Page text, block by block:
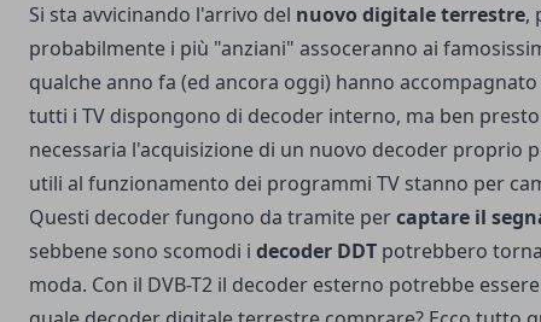
Si sta avvicinando l'arrivo del nuovo digitale terrestre,
probabilmente i più "anziani" assoceranno ai
qualche anno fa (ed ancora oggi) hanno
tutti i TV dispongono di decoder interno, ma ben
necessaria l'acquisizione di un nuovo decoder proprio
utili al funzionamento dei programmi TV stanno per
Questi decoder fungono da tramite percaptare il
sebbene sono scomodi i decoder DDT potrebbero
moda. Con il DVB-T2 il decoder esterno potrebbe